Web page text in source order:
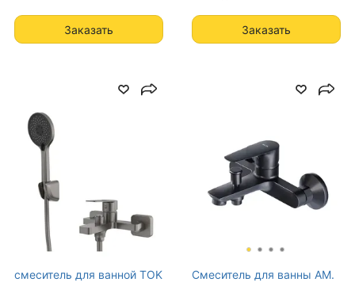
Заказать Заказать
смеситель для ванной TOK
Смеситель для ванны AM.